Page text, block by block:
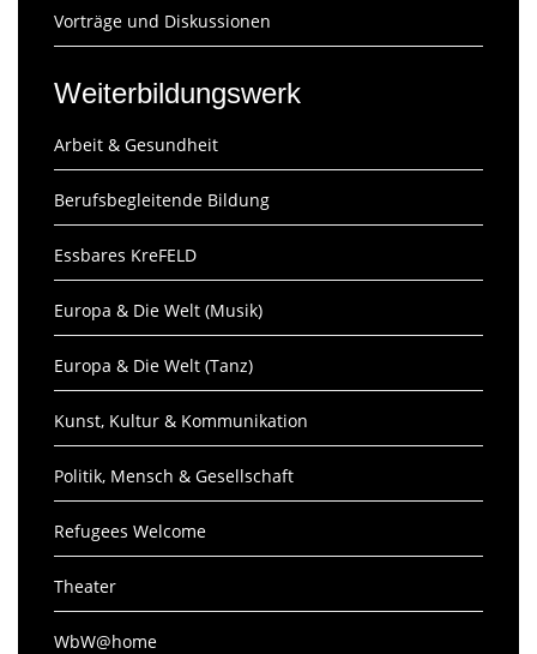
Vorträge und Diskussionen
Weiterbildungswerk
Arbeit & Gesundheit
Berufsbegleitende Bildung
Essbares KreFELD
Europa & Die Welt (Musik)
Europa & Die Welt (Tanz)
Kunst, Kultur & Kommunikation
Politik, Mensch & Gesellschaft
Refugees Welcome
Theater
WbW@home